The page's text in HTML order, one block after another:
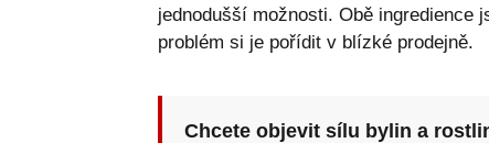
jednodušší možnosti. Obě ingredience
problém si je pořídit v blízké prodejně.
Chcete objevit sílu bylin a